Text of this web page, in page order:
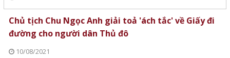
Chủ tịch Chu Ngọc Anh giải toả 'ách tắc' về Giấy đi
đường cho người dân Thủ đô
10/08/2021